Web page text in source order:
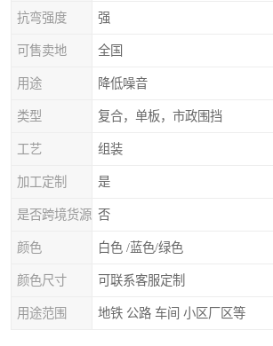
抗弯强度 强
可售卖地 全国
用途 降低噪音
类型 复合，单板，市政围挡
工艺 组装
加工定制 是
是否跨境货源 否
颜色 白色 /蓝色/绿色
颜色尺寸 可联系客服定制
用途范围 地铁 公路 车间 小区厂区等